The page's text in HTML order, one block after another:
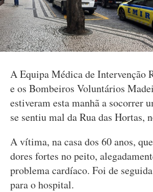
A Equipa Médica de Intervenção
e os Bombeiros Voluntários
estiveram esta manhã a socorrer
se sentiu mal da Rua das Hortas,
A vítima, na casa dos 60 anos,
dores fortes no peito,
problema cardíaco. Foi de
para o hospital.